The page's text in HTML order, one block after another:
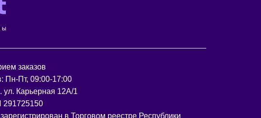
заказов
Пн-Пт, 09:00-17:00
ул. Карьерная 12А/1
в Торговом реестре Республики